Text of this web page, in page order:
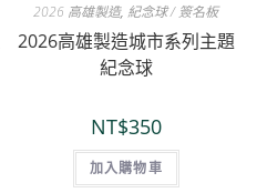
2026 高雄製造, 紀念球 / 簽名板
2026高雄製造城市系列主題
紀念球
NT$350
加入購物車